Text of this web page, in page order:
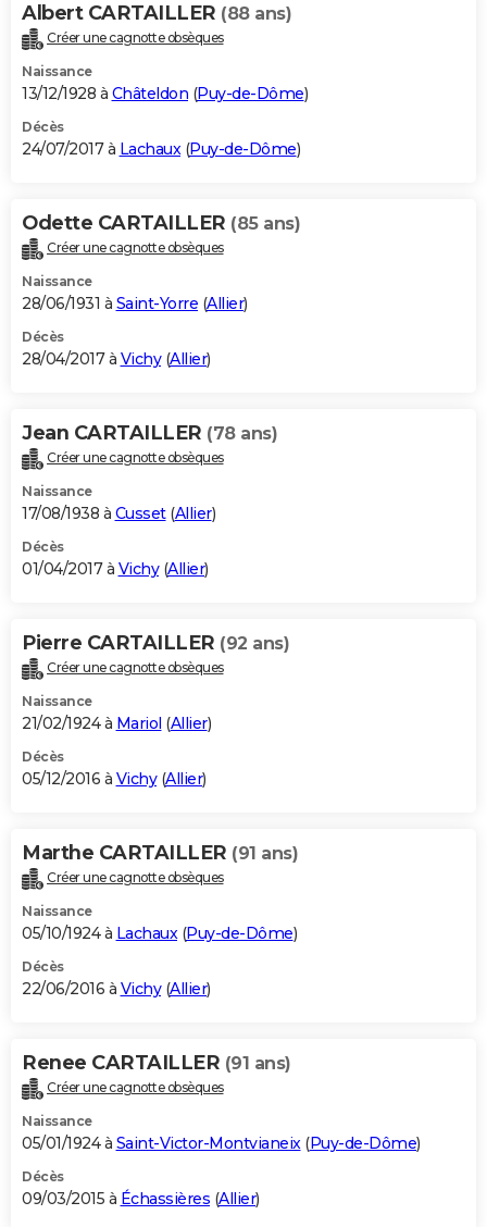
Albert CARTAILLER (88 ans)
Créer une cagnotte obsèques
Naissance
13/12/1928 à Châteldon (Puy-de-Dôme)
Décès
24/07/2017 à Lachaux(Puy-de-Dôme)
Odette CARTAILLER (85 ans)
Créer une cagnotte obsèques
Naissance
28/06/1931 à Saint-Yorre (Allier)
Décès
28/04/2017 à Vichy(Allier)
Jean CARTAILLER (78 ans)
Créer une cagnotte obsèques
Naissance
17/08/1938 à Cusset(Allier)
Décès
01/04/2017 à Vichy(Allier)
Pierre CARTAILLER (92 ans)
Créer une cagnotte obsèques
Naissance
21/02/1924 à Mariol (Allier)
Décès
05/12/2016 à Vichy(Allier)
Marthe CARTAILLER (91 ans)
Créer une cagnotte obsèques
Naissance
05/10/1924 à Lachaux(Puy-de-Dôme)
Décès
22/06/2016 à Vichy(Allier)
Renee CARTAILLER (91 ans)
Créer une cagnotte obsèques
Naissance
05/01/1924 à Saint-Victor-Montvianeix (Puy-de-Dôme)
Décès
09/03/2015 à Échassières (Allier)